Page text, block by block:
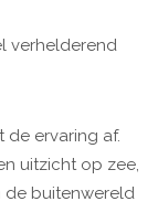
verhelderend
de ervaring af.
uitzicht op zee,
de buitenwereld